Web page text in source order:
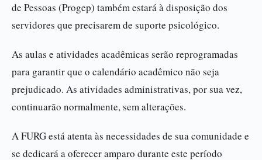
de Pessoas (Progep) também estará à disposição dos
servidores que precisarem de suporte psicológico.
As aulas e atividades acadêmicas serão reprogramadas
para garantir que o calendário acadêmico não seja
prejudicado. As atividades administrativas, por sua vez,
continuarão normalmente, sem alterações.
A FURG está atenta às necessidades de sua comunidade e
se dedicará a oferecer amparo durante este período